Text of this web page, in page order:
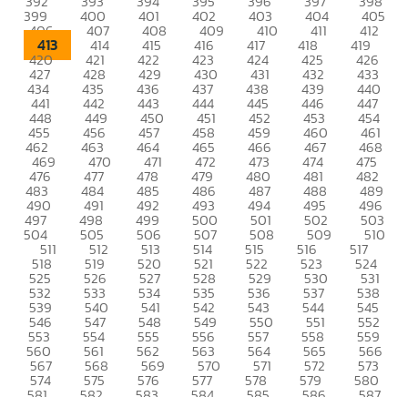
399 400 401 402 403 404 405
406 407 408 409 410 411 412
413 414 415 416 417 418 419
420 421 422 423 424 425 426
427 428 429 430 431 432 433
434 435 436 437 438 439 440
441 442 443 444 445 446 447
448 449 450 451 452 453 454
455 456 457 458 459 460 461
462 463 464 465 466 467 468
469 470 471 472 473 474 475
476 477 478 479 480 481 482
483 484 485 486 487 488 489
490 491 492 493 494 495 496
497 498 499 500 501 502 503
504 505 506 507 508 509 510
511 512 513 514 515 516 517
518 519 520 521 522 523 524
525 526 527 528 529 530 531
532 533 534 535 536 537 538
539 540 541 542 543 544 545
546 547 548 549 550 551 552
553 554 555 556 557 558 559
560 561 562 563 564 565 566
567 568 569 570 571 572 573
574 575 576 577 578 579 580